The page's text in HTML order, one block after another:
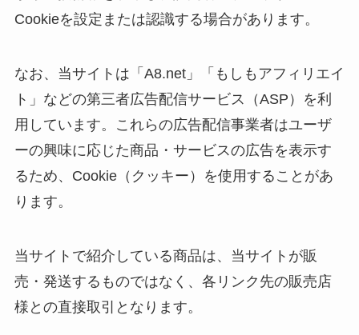
Cookieを設定または認識する場合があります。
なお、当サイトは「A8.net」「もしもアフィリエイ
ト」などの第三者広告配信サービス（ASP）を利
用しています。これらの広告配信事業者はユーザ
ーの興味に応じた商品・サービスの広告を表示す
るため、Cookie（クッキー）を使用することがあ
ります。
当サイトで紹介している商品は、当サイトが販
売・発送するものではなく、各リンク先の販売店
様との直接取引となります。